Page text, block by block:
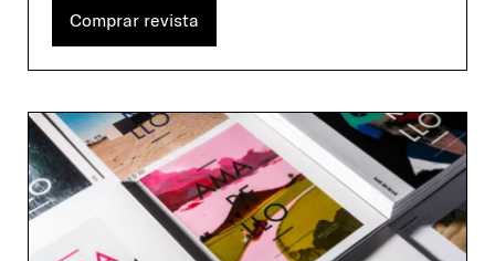
Comprar revista